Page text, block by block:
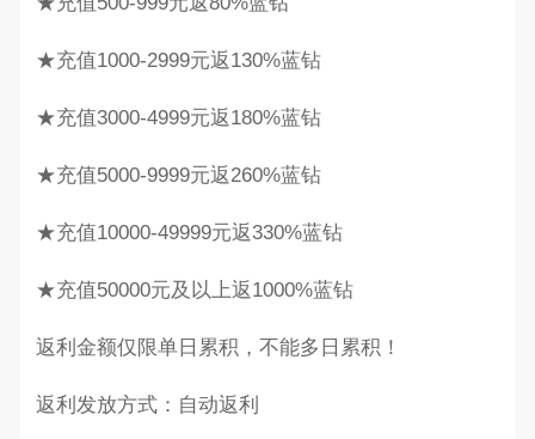
★充值1000-2999元返130%蓝钻
★充值3000-4999元返180%蓝钻
★充值5000-9999元返260%蓝钻
★充值10000-49999元返330%蓝钻
★充值50000元及以上返1000%蓝钻
返利金额仅限单日累积，不能多日累积！
返利发放方式：自动返利